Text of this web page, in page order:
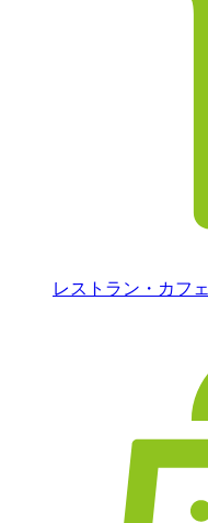
レストラン・カフェ